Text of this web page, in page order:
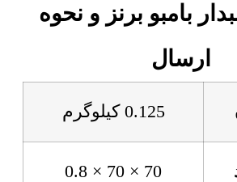
بامبو برنز و نحوه
ارسال
0.125 کیلوگرم
70 × 70 × 0.8